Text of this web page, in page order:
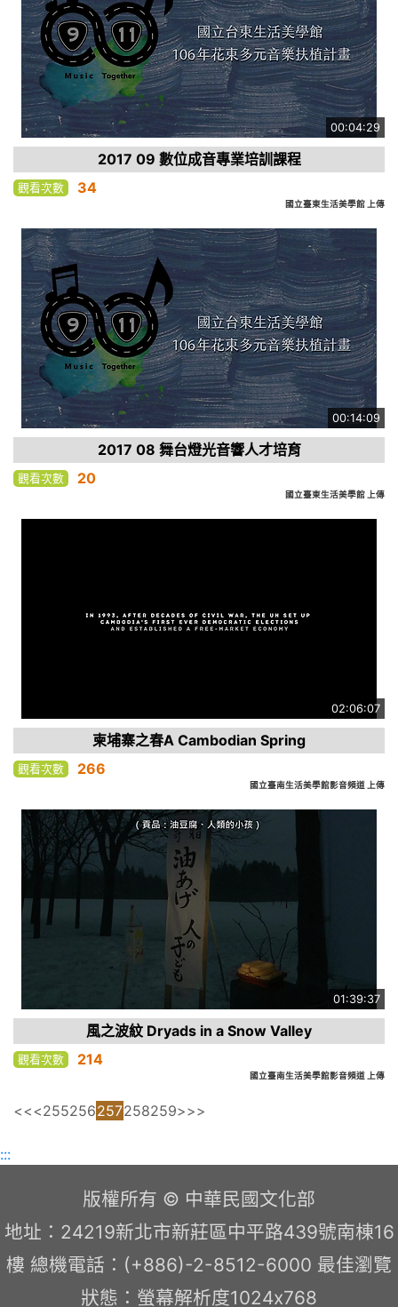
00:04:29
2017 09 數位成音專業培訓課程
觀看次數 34
國立臺東生活美學館 上傳
00:14:09
2017 08 舞台燈光音響人才培育
觀看次數 20
國立臺東生活美學館 上傳
02:06:07
柬埔寨之春A Cambodian Spring
觀看次數 266
國立臺南生活美學館影音頻道 上傳
01:39:37
風之波紋 Dryads in a Snow Valley
觀看次數 214
國立臺南生活美學館影音頻道 上傳
<<<255256257258259>>>
:::
版權所有 © 中華民國文化部
地址：24219新北市新莊區中平路439號南棟16
樓 總機電話：(+886)-2-8512-6000 最佳瀏覽
狀態：螢幕解析度1024x768